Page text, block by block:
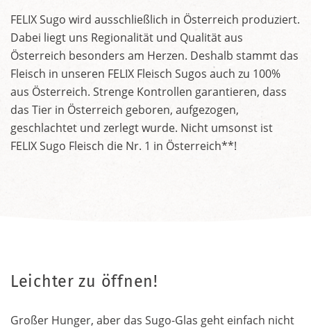
FELIX Sugo wird ausschließlich in Österreich produziert.
Dabei liegt uns Regionalität und Qualität aus
Österreich besonders am Herzen. Deshalb stammt das
Fleisch in unseren FELIX Fleisch Sugos auch zu 100%
aus Österreich. Strenge Kontrollen garantieren, dass
das Tier in Österreich geboren, aufgezogen,
geschlachtet und zerlegt wurde. Nicht umsonst ist
FELIX Sugo Fleisch die Nr. 1 in Österreich**!
Leichter zu öffnen!
Großer Hunger, aber das Sugo-Glas geht einfach nicht